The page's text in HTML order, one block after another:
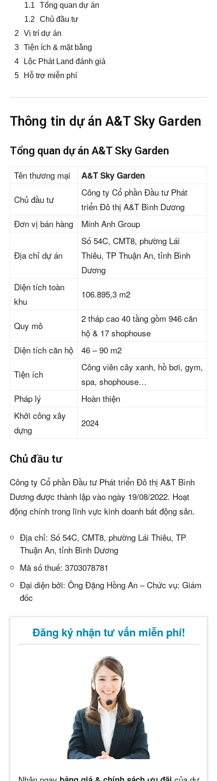
Tổng quan dự án
Chủ đầu tư
Vị trí dự án
Tiện ích & mặt bằng
Lộc Phát Land đánh giá
Hỗ trợ miễn phí
Thông tin dự án A&T Sky Garden
Tổng quan dự án A&T Sky Garden
Tên thương mại
A&T Sky Garden
Chủ đầu tư
Công ty Cổ phần Đầu tư Phát
triển Đô thị A&T Bình Dương
Đơn vị bán hàng
Minh Anh Group
Địa chỉ dự án
Số 54C, CMT8, phường Lái
Thiêu, TP Thuận An, tỉnh Bình
Dương
Diện tích toàn
khu
106.895,3 m2
Quy mô
2 tháp cao 40 tầng gồm 946 căn
hộ & 17 shophouse
Diện tích căn hộ
46 – 90 m2
Tiện ích
Công viên cây xanh, hồ bơi, gym,
spa, shophouse…
Pháp lý
Hoàn thiện
Khởi công xây
dựng
2024
Chủ đầu tư
Công ty Cổ phần Đầu tư Phát triển Đô thị A&T Bình
Dương được thành lập vào ngày 19/08/2022. Hoạt
động chính trong lĩnh vực kinh doanh bất động sản.
Địa chỉ: Số 54C, CMT8, phường Lái Thiêu, TP
Thuận An, tỉnh Bình Dương
Mã số thuế: 3703078781
Đại diện bởi: Ông Đặng Hồng An – Chức vụ: Giám
đốc
Đăng ký nhận tư vấn miễn phí!